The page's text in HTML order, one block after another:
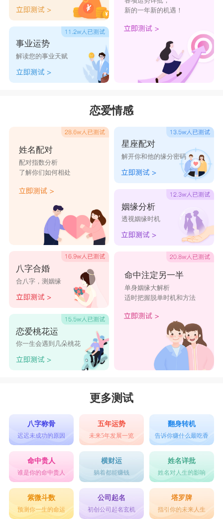
Burial葬情者
Cold mood冷
情绪
Memorial.纪
念
despair乱人心
tread践踏
空白koreyoshi
future未来
story剧终
Gentleman
Only one"默爱╯
underneath 云
影
holding wind
Don't cry 不要哭
Lost love°失爱 Exile 流放者 Firecracker 花火
事业运势
解读您的事业天赋
新的一年新的机遇！
恋爱情感
姓名配对
配对指数分析
了解你们如何相处
八字合婚
合八字，测姻缘
恋爱桃花运
你一生会遇到几朵桃花
星座配对
解开你和他的缘分密码
姻缘分析
透视姻缘时机
命中注定另一半
单身姻缘大解析
适时把握脱单时机和方法
更多测试
八字称骨
迟迟未成功的原因
五年运势
未来5年发展一览
翻身转机
告诉你赚什么最吃香
命中贵人
谁是你的命中贵人
横财运
躺着都能赚钱
姓名详批
姓名对人生的影响
紫微斗数
预测你一生的命运
公司起名
初创公司起名玄机
塔罗牌
指引你的未来人生